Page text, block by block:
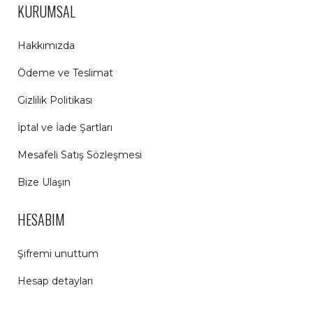
KURUMSAL
Hakkımızda
Ödeme ve Teslimat
Gizlilik Politikası
İptal ve İade Şartları
Mesafeli Satış Sözleşmesi
Bize Ulaşın
HESABIM
Şifremi unuttum
Hesap detayları